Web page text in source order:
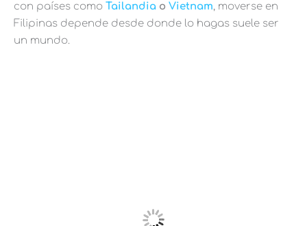
con países como Tailandia o Vietnam, moverse en
Filipinas depende desde donde lo hagas suele ser
un mundo.